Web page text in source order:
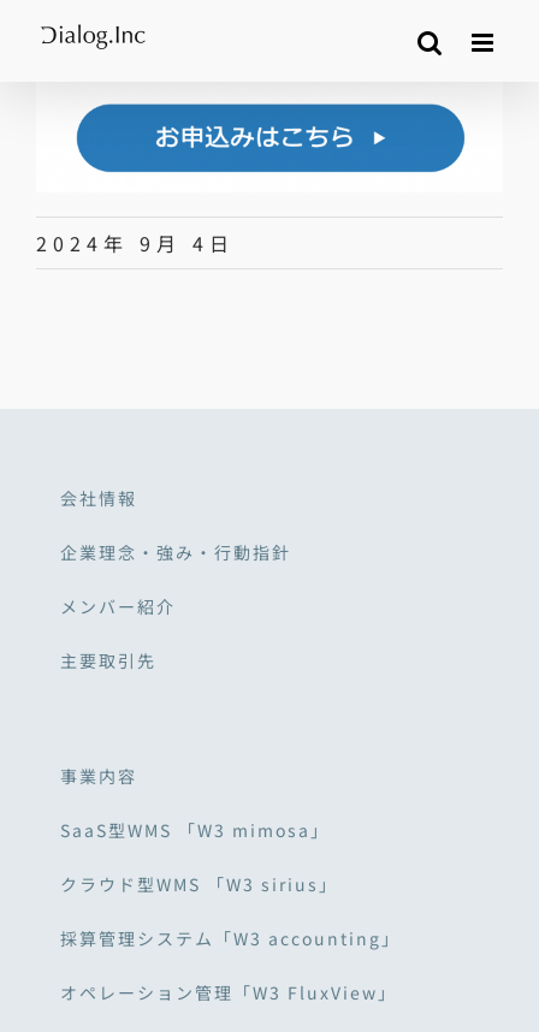
2024年 9月 4日
会社情報
企業理念・強み・行動指針
メンバー紹介
主要取引先
事業内容
SaaS型WMS 「W3 mimosa」
クラウド型WMS 「W3 sirius」
採算管理システム「W3 accounting」
オペレーション管理「W3 FluxView」